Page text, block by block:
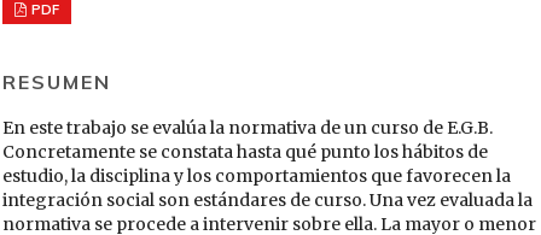
PDF
RESUMEN
En este trabajo se evalúa la normativa de un curso de E.G.B.
Concretamente se constata hasta qué punto los hábitos de
estudio, la disciplina y los comportamientos que favorecen la
integración social son estándares de curso. Una vez evaluada la
normativa se procede a intervenir sobre ella. La mayor o menor